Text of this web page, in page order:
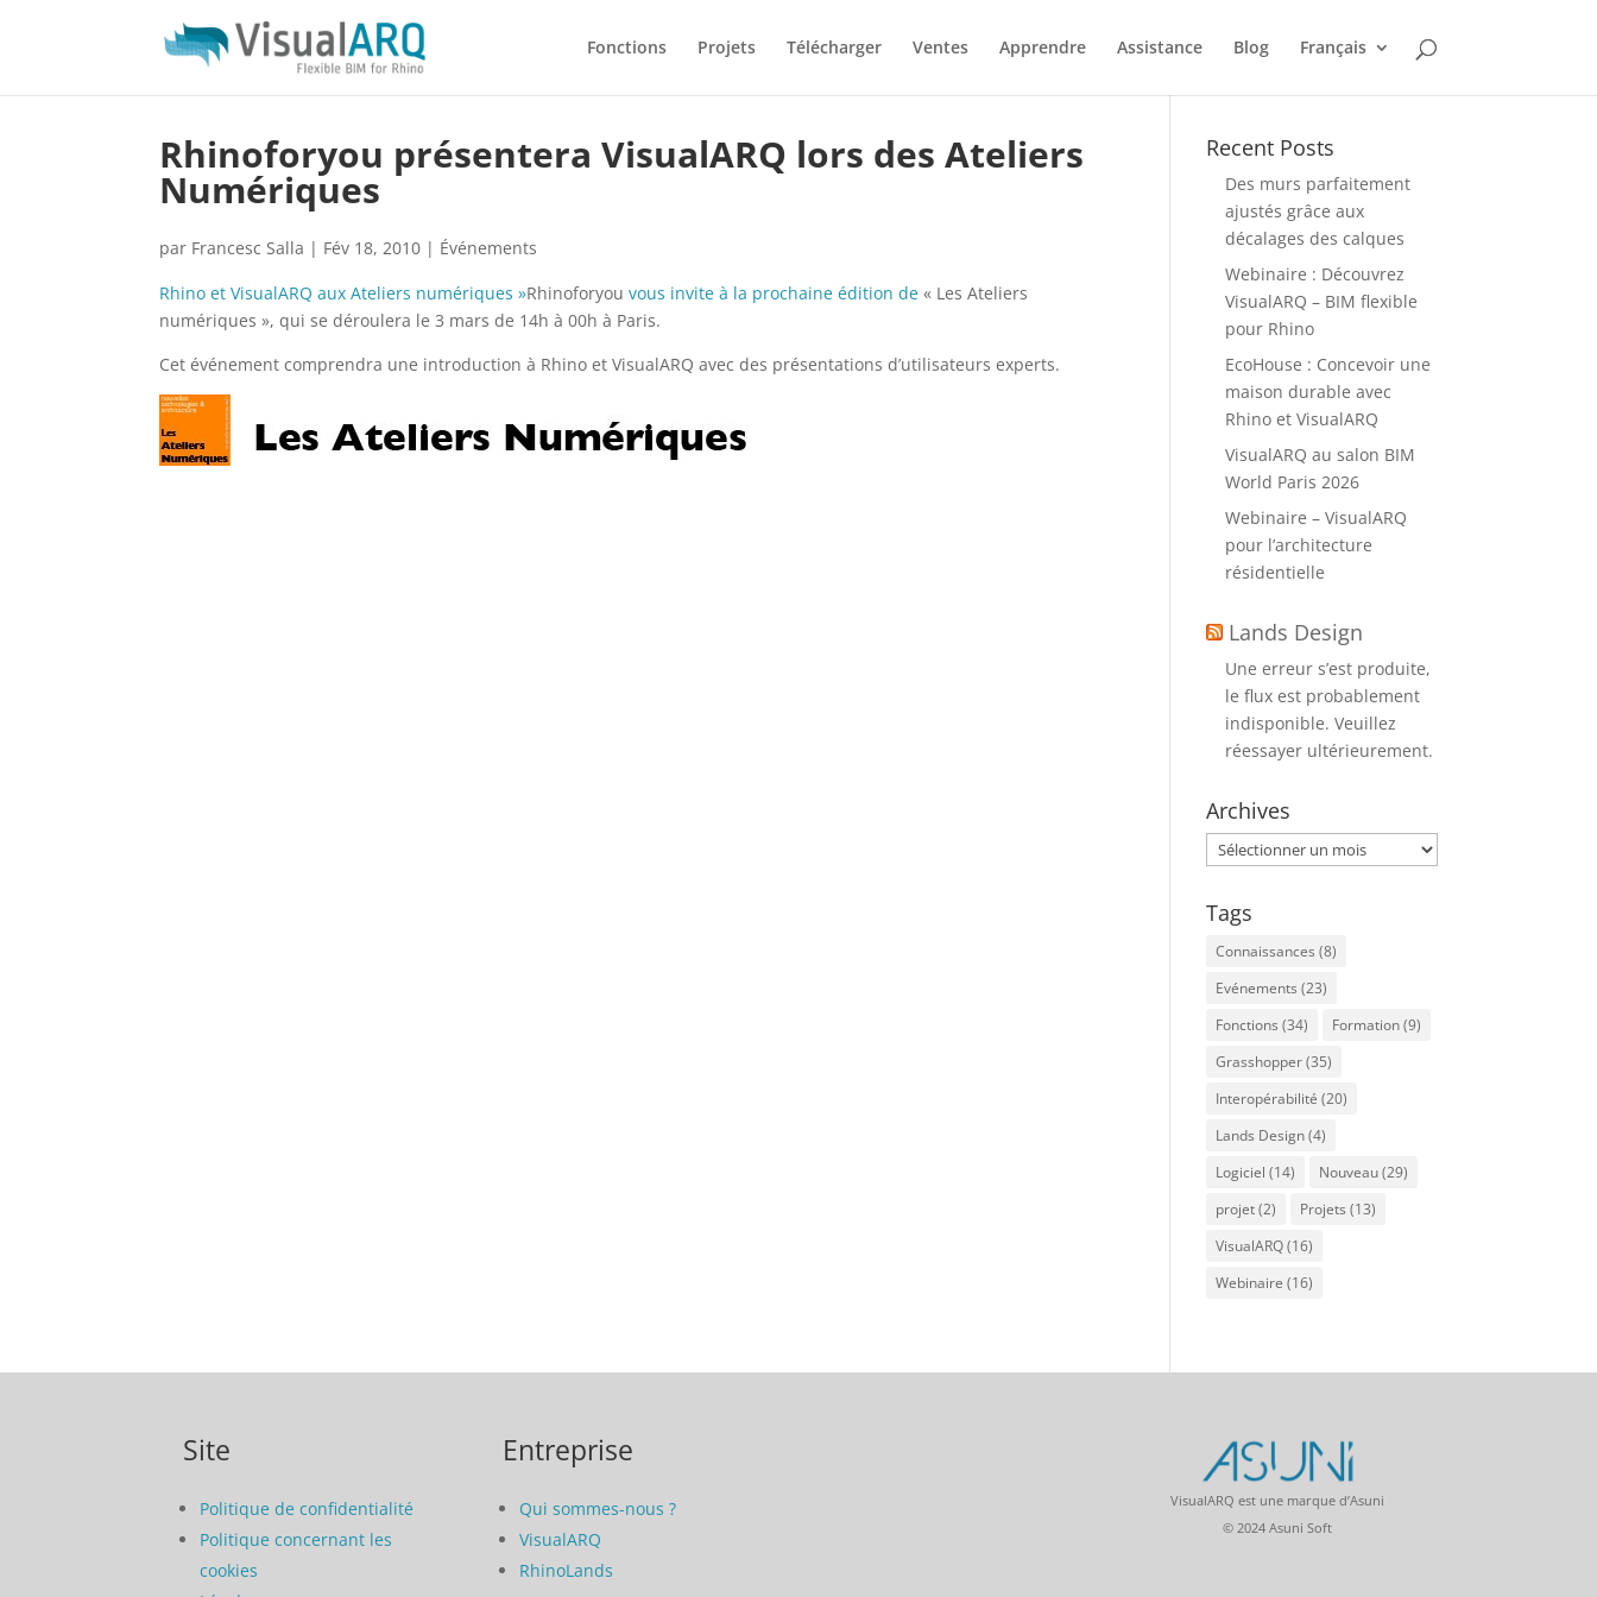
Fonctions Projets Télécharger Ventes Apprendre Assistance Blog Français
Rhinoforyou présentera VisualARQ lors des Ateliers
Numériques
par Francesc Salla | Fév 18, 2010 | Événements
Rhino et VisualARQ aux Ateliers numériques »Rhinoforyou vous invite à la prochaine édition de« Les Ateliers
numériques », qui se déroulera le 3 mars de 14h à 00h à Paris.
Cet événement comprendra une introduction à Rhino et VisualARQ avec des présentations d’utilisateurs experts.
Recent Posts
Des murs parfaitement
ajustés grâce aux
décalages des calques
Webinaire : Découvrez
VisualARQ – BIM flexible
pour Rhino
EcoHouse : Concevoir une
maison durable avec
Rhino et VisualARQ
VisualARQ au salon BIM
World Paris 2026
Webinaire – VisualARQ
pour l’architecture
résidentielle
Lands Design
Une erreur s’est produite,
le flux est probablement
indisponible. Veuillez
réessayer ultérieurement.
Archives
Archives
Tags
Connaissances (8)
Evénements (23)
Fonctions (34) Formation(9)
Grasshopper(35)
Interopérabilité (20)
Lands Design(4)
Logiciel (14) Nouveau(29)
projet(2) Projets (13)
VisualARQ(16)
Webinaire (16)
Site
Politique de confidentialité
Politique concernant les
cookies
Entreprise
Qui sommes-nous ?
VisualARQ
RhinoLands
VisualARQ est une marque d’Asuni
© 2024 Asuni Soft